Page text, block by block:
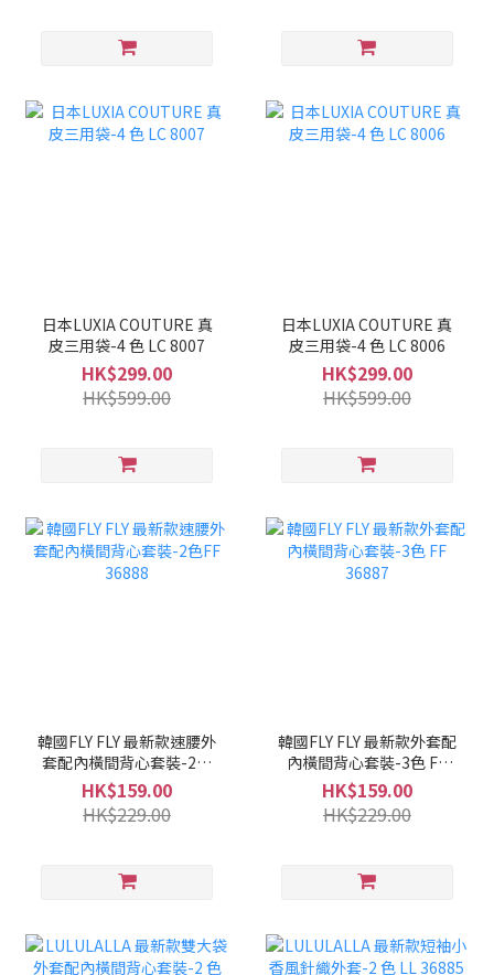
日本LUXIA COUTURE 真
皮三用袋-4 色 LC 8007
HK$299.00
HK$599.00
日本LUXIA COUTURE 真
皮三用袋-4 色 LC 8006
HK$299.00
HK$599.00
韓國FLY FLY 最新款速腰外
套配內橫間背心套裝-2色
FF 36888
HK$159.00
HK$229.00
韓國FLY FLY 最新款外套配
內橫間背心套裝-3色 FF
36887
HK$159.00
HK$229.00